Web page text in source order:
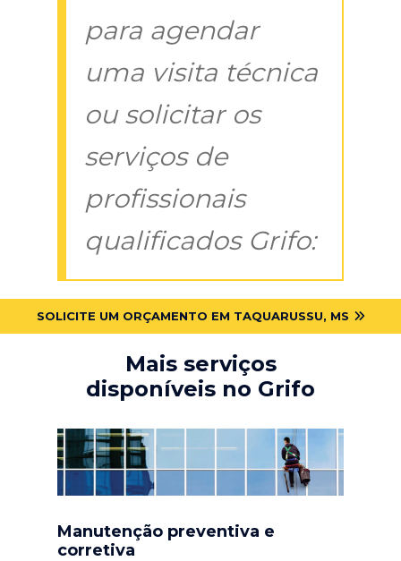
para agendar
uma visita técnica
ou solicitar os
serviços de
profissionais
qualificados Grifo:
SOLICITE UM ORÇAMENTO EM TAQUARUSSU, MS
Mais serviços
disponíveis no Grifo
Manutenção preventiva e
corretiva